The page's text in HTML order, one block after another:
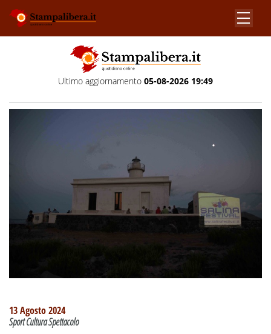
Ultimo aggiornamento 05-08-2026 19:49
13 Agosto 2024
Sport Cultura Spettacolo